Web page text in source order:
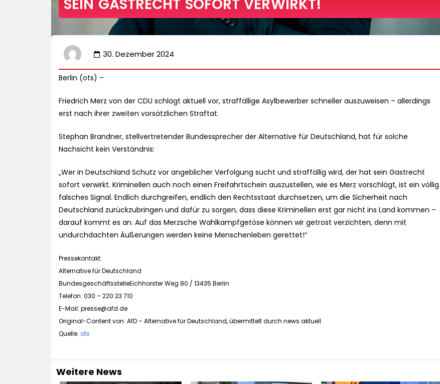
SEIN GASTRECHT SOFORT VERWIRKT!
30. Dezember 2024
Berlin (ots) –
Friedrich Merz von der CDU schlägt aktuell vor, straffällige Asylbewerber schneller auszuweisen – allerdings
erst nach ihrer zweiten vorsätzlichen Straftat.
Stephan Brandner, stellvertretender Bundessprecher der Alternative für Deutschland, hat für solche
Nachsicht kein Verständnis:
„Wer in Deutschland Schutz vor angeblicher Verfolgung sucht und straffällig wird, der hat sein Gastrecht
sofort verwirkt. Kriminellen auch noch einen Freifahrtschein auszustellen, wie es Merz vorschlägt, ist ein völlig
falsches Signal. Endlich durchgreifen, endlich den Rechtsstaat durchsetzen, um die Sicherheit nach
Deutschland zurückzubringen und dafür zu sorgen, dass diese Kriminellen erst gar nicht ins Land kommen –
darauf kommt es an. Auf das Merzsche Wahlkampfgetöse können wir getrost verzichten, denn mit
undurchdachten Äußerungen werden keine Menschenleben gerettet!“
Pressekontakt:
Alternative für Deutschland
BundesgeschäftsstelleEichhorster Weg 80 / 13435 Berlin
Telefon: 030 – 220 23 710
E-Mail: presse@afd.de
Original-Content von: AfD – Alternative für Deutschland, übermittelt durch news aktuell
Quelle: ots
Weitere News